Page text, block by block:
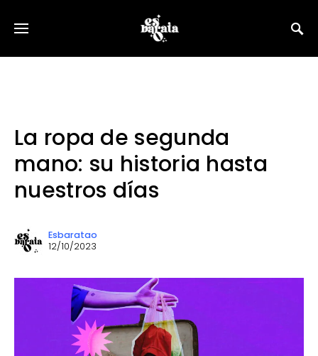
La ropa de segunda
mano: su historia hasta
nuestros días
Esbaratao
12/10/2023